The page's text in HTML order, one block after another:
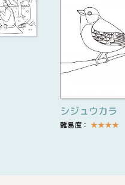
シジュウカラ
難易度： ★★★★